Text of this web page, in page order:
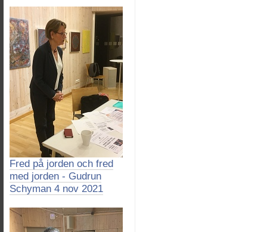
Fred på jorden och fred
med jorden - Gudrun
Schyman 4 nov 2021